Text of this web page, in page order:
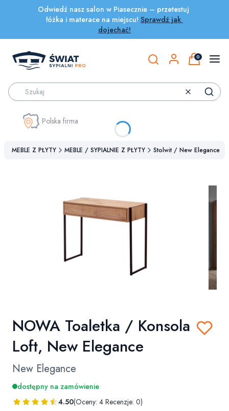
Odwiedź nasz salon w Piasecznie – przetestuj
łóżka i materace na miejscu! Sprawdź jak
dojechać!
Otwórz wyszukiwarkę
Produkty
WyczyśćSzukaj
Polska firma
MEBLE Z PŁYTY MEBLE / SYPIALNIE Z PŁYTY Stolwit / New Elegance
NOWA Toaletka / Konsola
Loft, New Elegance
New Elegance
dostępny na zamówienie
4.50(Oceny: 4 Recenzje: 0)